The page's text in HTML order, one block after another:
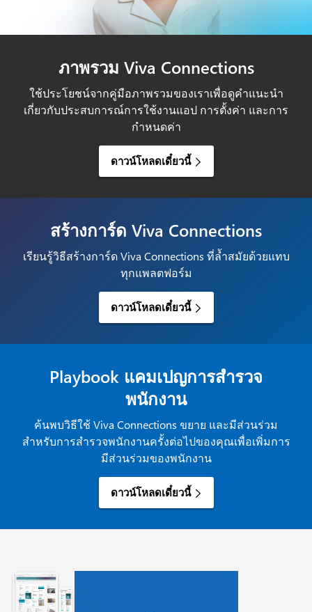
ภาพรวม Viva Connections
ใช้ประโยชน์จากคู่มือภาพรวมของเราเพื่อดูคำแนะนำ
เกี่ยวกับประสบการณ์การใช้งานแอป การตั้งค่า และการ
กำหนดค่า
ดาวน์โหลดเดี๋ยวนี้
สร้างการ์ด Viva Connections
เรียนรู้วิธีสร้างการ์ด Viva Connections ที่ล้ำสมัยด้วยแทบ
ทุกแพลตฟอร์ม
ดาวน์โหลดเดี๋ยวนี้
Playbook แคมเปญการสำรวจ
พนักงาน
ค้นพบวิธีใช้ Viva Connections ขยาย และมีส่วนร่วม
สำหรับการสำรวจพนักงานครั้งต่อไปของคุณเพื่อเพิ่มการ
มีส่วนร่วมของพนักงาน
ดาวน์โหลดเดี๋ยวนี้